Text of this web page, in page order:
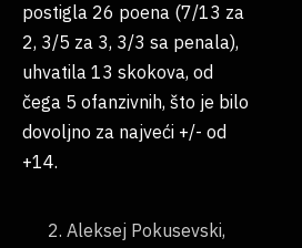
postigla 26 poena (7/13 za
2, 3/5 za 3, 3/3 sa penala),
uhvatila 13 skokova, od
čega 5 ofanzivnih, što je bilo
dovoljno za najveći +/- od
+14.
Aleksej Pokusevski,